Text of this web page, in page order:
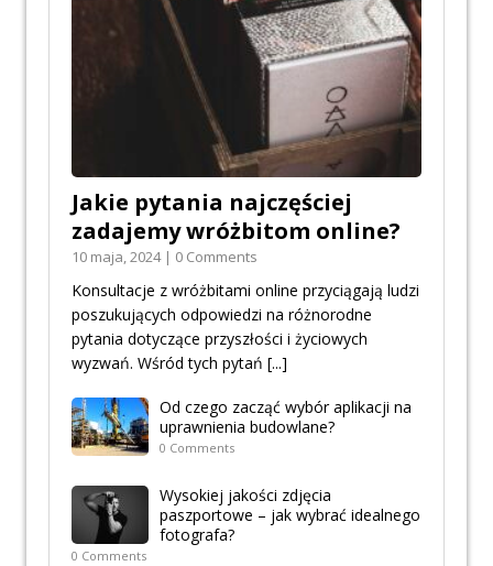
Jakie pytania najczęściej
zadajemy wróżbitom online?
10 maja, 2024 | 0 Comments
Konsultacje z wróżbitami online przyciągają ludzi
poszukujących odpowiedzi na różnorodne
pytania dotyczące przyszłości i życiowych
wyzwań. Wśród tych pytań [...]
Od czego zacząć wybór aplikacji na
uprawnienia budowlane?
0 Comments
Wysokiej jakości zdjęcia
paszportowe – jak wybrać idealnego
fotografa?
0 Comments